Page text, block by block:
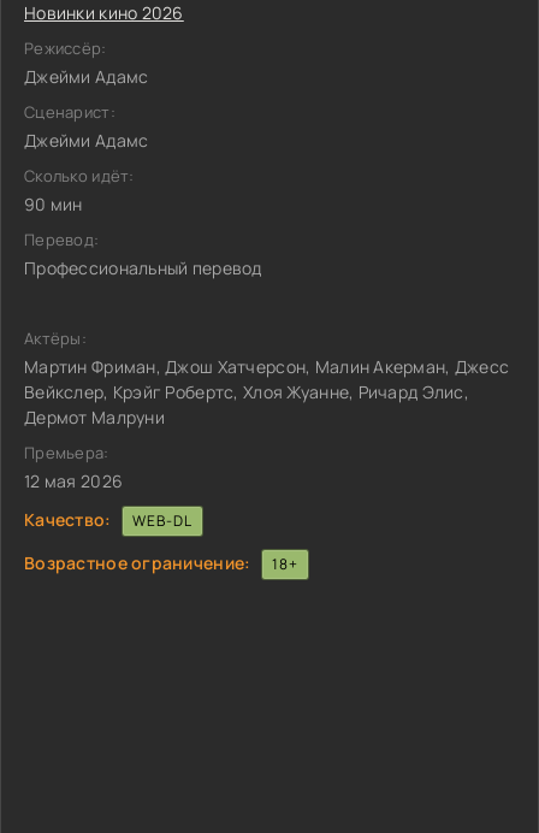
Новинки кино 2026
Режиссёр:
Джейми Адамс
Сценарист:
Джейми Адамс
Сколько идёт:
90 мин
Перевод:
Профессиональный перевод
Актёры:
Мартин Фриман, Джош Хатчерсон, Малин Акерман, Джесс
Вейкслер, Крэйг Робертс, Хлоя Жуанне, Ричард Элис,
Дермот Малруни
Премьера:
12 мая 2026
Качество:
WEB-DL
Возрастное ограничение: 18+